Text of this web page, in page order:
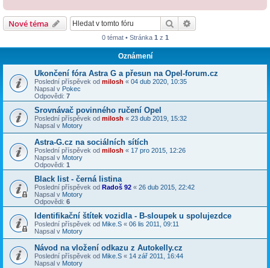
Nové téma Hledat
0 témat • Stránka 1 z 1
Oznámení
Ukončení fóra Astra G a přesun na Opel-forum.cz
Poslední příspěvek od milosh « 04 dub 2020, 10:35
Napsal v Pokec
Odpovědi: 7
Srovnávač povinného ručení Opel
Poslední příspěvek od milosh « 23 dub 2019, 15:32
Napsal v Motory
Astra-G.cz na sociálních sítích
Poslední příspěvek od milosh « 17 pro 2015, 12:26
Napsal v Motory
Odpovědi: 1
Black list - černá listina
Poslední příspěvek od Radoš 92 « 26 dub 2015, 22:42
Napsal v Motory
Odpovědi: 6
Identifikační štítek vozidla - B-sloupek u spolujezdce
Poslední příspěvek od Mike.S « 06 lis 2011, 09:11
Napsal v Motory
Návod na vložení odkazu z Autokelly.cz
Poslední příspěvek od Mike.S « 14 zář 2011, 16:44
Napsal v Motory